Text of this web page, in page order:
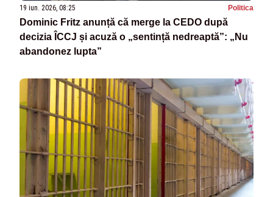
19 iun. 2026, 08:25 Politica
Dominic Fritz anunță că merge la CEDO după
decizia ÎCCJ și acuză o „sentință nedreaptă”: „Nu
abandonez lupta”